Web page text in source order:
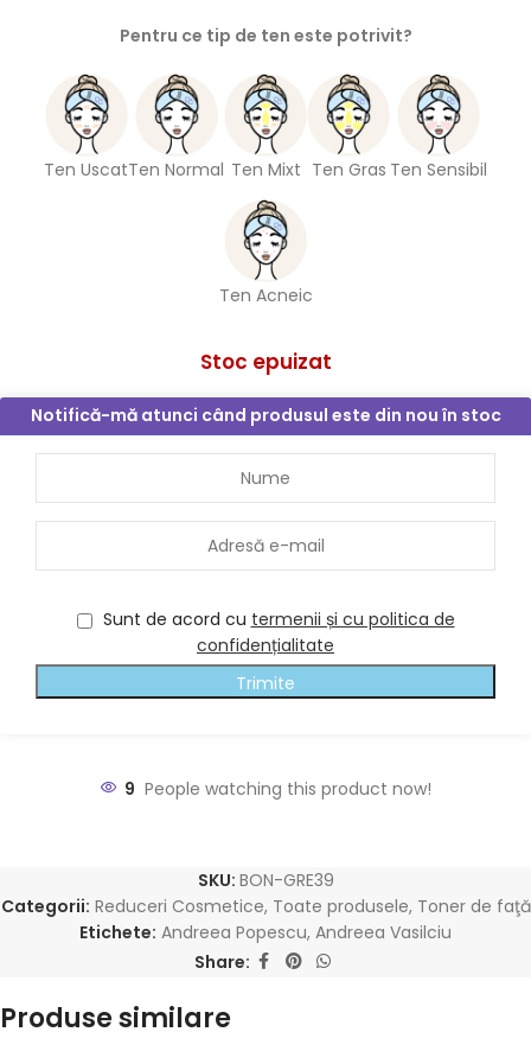
Pentru ce tip de ten este potrivit?
Ten UscatTen Normal Ten Mixt Ten Gras Ten Sensibil
Ten Acneic
Stoc epuizat
Notifică-mă atunci când produsul este din nou în stoc
Sunt de acord cu termenii și cu politica de
confidențialitate
Trimite
9 People watching this product now!
SKU: BON-GRE39
Categorii: Reduceri Cosmetice, Toate produsele, Toner de faţă
Etichete: Andreea Popescu, Andreea Vasilciu
Share:
Produse similare